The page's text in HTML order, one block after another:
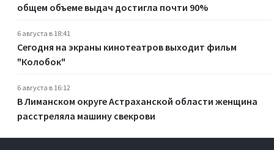
общем объеме выдач достигла почти 90%
6 августа в 18:41
Сегодня на экраны кинотеатров выходит фильм
"Колобок"
6 августа в 16:12
В Лиманском округе Астраханской области женщина
расстреляла машину свекрови